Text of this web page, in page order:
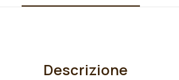
Descrizione